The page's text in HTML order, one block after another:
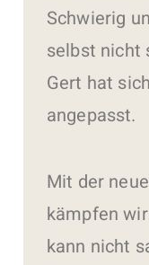
Schwierig
selbst nicht
Gert hat
angepasst.
Mit der
kämpfen
kann nicht